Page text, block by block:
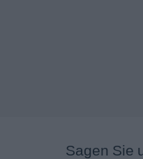
Sagen Sie